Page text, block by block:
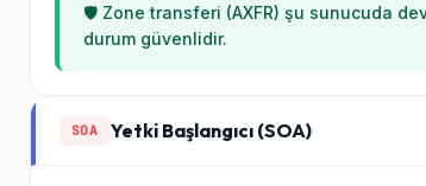
🛡️ Zone transferi (AXFR) şu sunucuda
durum güvenlidir.
SOA Yetki Başlangıcı (SOA)